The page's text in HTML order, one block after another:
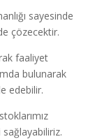
sayesinde
çözecektir.
faaliyet
bulunarak
edebilir.
sağlayabiliriz.